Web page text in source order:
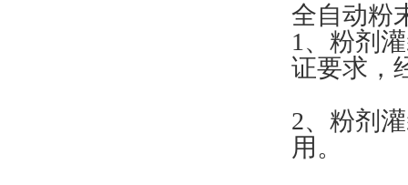
全自动粉
1、粉剂
证要求，
2、粉剂
用。